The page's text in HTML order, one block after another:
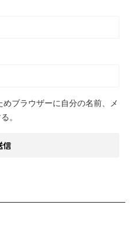
ブラウザーに自分の名前、メ
。